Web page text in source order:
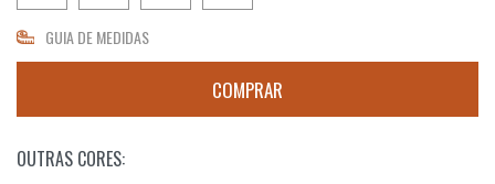
GUIA DE MEDIDAS
OUTRAS CORES: